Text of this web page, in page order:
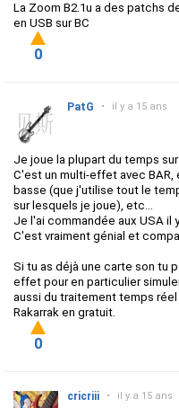
La Zoom B2.1u a des patchs
en USB sur BC
0
PatG • il y a 15 ans
Je joue la plupart du temps sur
C'est un multi-effet avec BAR,
basse (que j'utilise tout le
sur lesquels je joue), etc...
Je l'ai commandée aux USA il
C'est vraiment génial et
Si tu as déjà une carte son tu
effet pour en particulier
aussi du traitement temps
Rakarrak en gratuit.
0
cricriii • il y a 15 ans